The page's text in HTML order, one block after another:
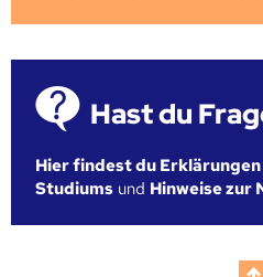
Hast du
Hier findest du
Studiums und Hinweise